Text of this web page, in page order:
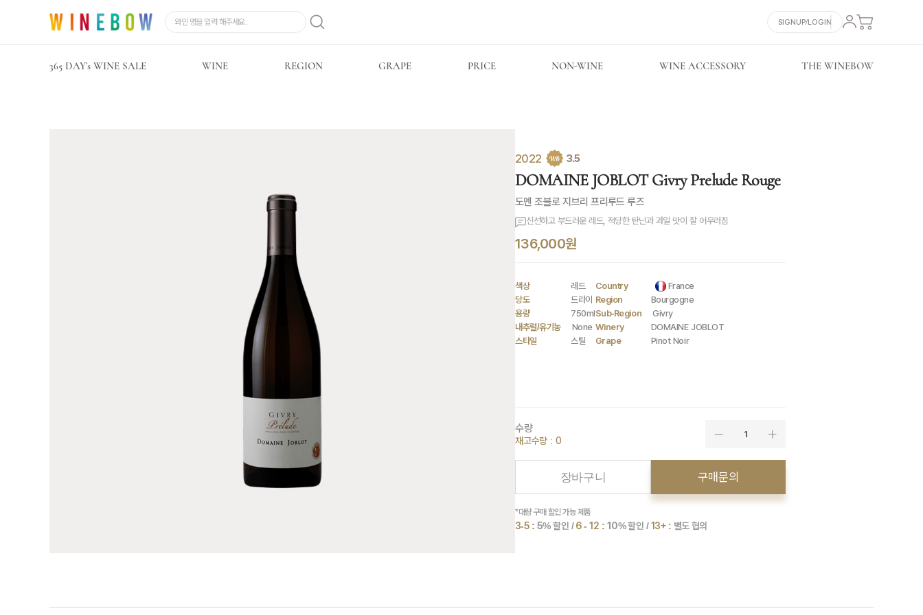
SIGNUP/LOGIN
365 DAY’s WINE SALE WINE REGION GRAPE PRICE NON-WINE WINE ACCESSORY THE WINEBOW
2022 3.5
DOMAINE JOBLOT Givry Prelude Rouge
도멘 조블로 지브리 프리루드 루즈
신선하고 부드러운 레드, 적당한 탄닌과 과일 맛이 잘 어우러짐
136,000원
색상
레드
당도
드라이
용량
750ml
내추럴/유기농
None
스타일
스틸
Country
France
Region
Bourgogne
Sub-Region
Givry
Winery
DOMAINE JOBLOT
Grape
Pinot Noir
수량
재고수량 : 0
1
장바구니 구매문의
*대량 구매 할인 가능 제품
3-5 : 5% 할인 /6 - 12 : 10% 할인 /13+ : 별도 협의